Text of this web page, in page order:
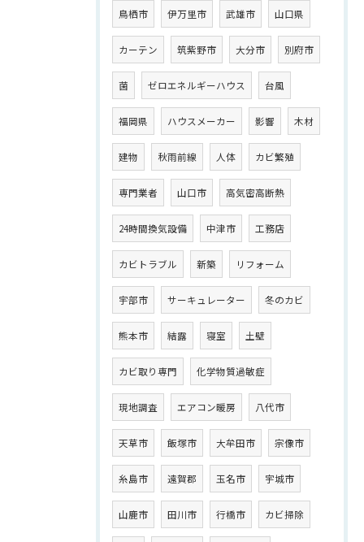
鳥栖市 伊万里市 武雄市 山口県
カーテン 筑紫野市 大分市 別府市
菌 ゼロエネルギーハウス 台風
福岡県 ハウスメーカー 影響 木材
建物 秋雨前線 人体 カビ繁殖
専門業者 山口市 高気密高断熱
24時間換気設備 中津市 工務店
カビトラブル 新築 リフォーム
宇部市 サーキュレーター 冬のカビ
熊本市 結露 寝室 土壁
カビ取り専門 化学物質過敏症
現地調査 エアコン暖房 八代市
天草市 飯塚市 大牟田市 宗像市
糸島市 遠賀郡 玉名市 宇城市
山鹿市 田川市 行橋市 カビ掃除